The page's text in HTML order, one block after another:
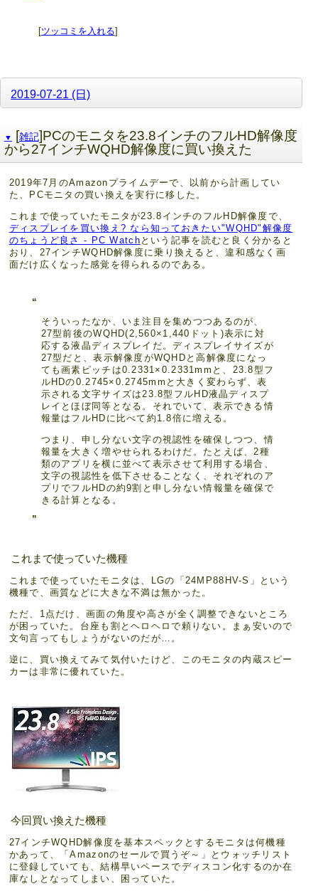
[ツッコミを入れる]
2019-07-21 (日)
▼ [雑記]PCのモニタを23.8インチのフルHD解像度
から27インチWQHD解像度に買い換えた
2019年7月のAmazonプライムデーで、以前から計画してい
た、PCモニタの買い換えを実行に移した。
これまで使っていたモニタが23.8インチのフルHD解像度で、
ディスプレイを買い換え? なら知っておきたい"WQHD"解像度
のちょうど良さ - PC Watch という記事を読むと良く分かると
おり、27インチWQHD解像度に乗り換えると、違和感なく画
面だけ広くなった感覚を得られるのである。
そういったなか、いま注目を集めつつあるのが、
27型前後のWQHD(2,560×1,440ドット)表示に対
応する液晶ディスプレイだ。ディスプレイサイズが
27型だと、表示解像度がWQHDと高解像度になっ
ても画素ピッチは0.2331×0.2331mmと、23.8型フ
ルHDの0.2745×0.2745mmと大きく変わらず、表
示される文字サイズは23.8型フルHD液晶ディスプ
レイとほぼ同等となる。それでいて、表示できる情
報量はフルHDに比べて約1.8倍に増える。
つまり、申し分ない文字の視認性を確保しつつ、情
報量を大きく増やせられるわけだ。たとえば、2種
類のアプリを横に並べて表示させて利用する場合、
文字の視認性を低下させることなく、それぞれのア
プリでフルHDの約9割と申し分ない情報量を確保で
きる計算となる。
これまで使っていた機種
これまで使っていたモニタは、LGの「24MP88HV-S」という
機種で、画質などに大きな不満は無かった。
ただ、1点だけ、画面の角度や高さが全く調整できないところ
が困っていた。台座も割とヘロヘロで頼りない。まぁ安いので
文句言ってもしょうがないのだが…。
逆に、買い換えてみて気付いたけど、このモニタの内蔵スピー
カーは非常に優れていた。
今回買い換えた機種
27インチWQHD解像度を基本スペックとするモニタは何機種
かあって、「Amazonのセールで買うぞ～」とウォッチリスト
に登録していても、結構早いペースでディスコン化するのか在
庫なしとなってしまい、困っていた。